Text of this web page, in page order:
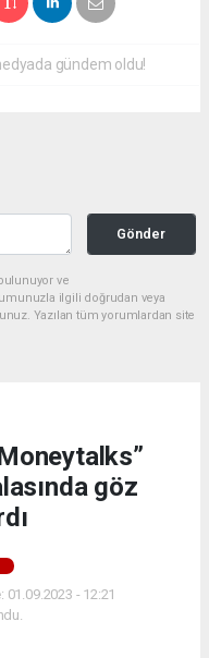
gündem oldu!
Gönder
ve
ilgili doğrudan veya
Yazılan tüm yorumlardan site
göz
01.09.2023 - 12:21